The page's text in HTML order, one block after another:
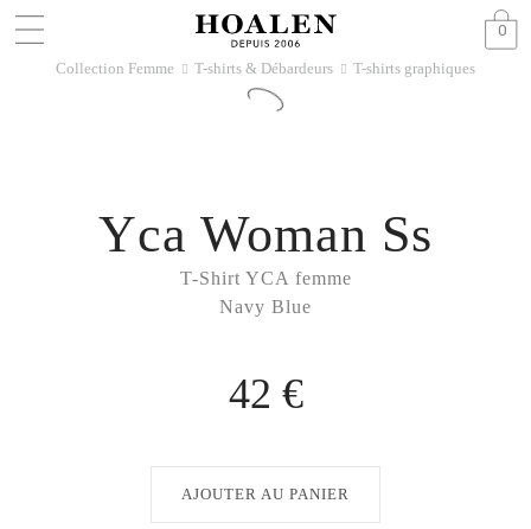
0
Collection Femme 􀆊 T-shirts & Débardeurs 􀆊 T-shirts graphiques
T-Shirt YCA femme
Navy Blue
Yca Woman Ss
42 €
AJOUTER AU PANIER